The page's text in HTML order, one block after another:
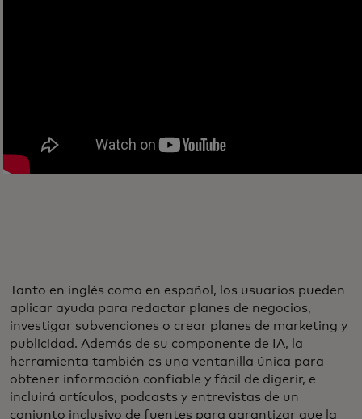
Tanto en inglés como en español, los usuarios pueden
aplicar ayuda para redactar planes de negocios,
investigar subvenciones o crear planes de marketing y
publicidad. Además de su componente de IA, la
herramienta también es una ventanilla única para
obtener información confiable y fácil de digerir, e
incluirá artículos, podcasts y entrevistas de un
conjunto inclusivo de fuentes para garantizar que la